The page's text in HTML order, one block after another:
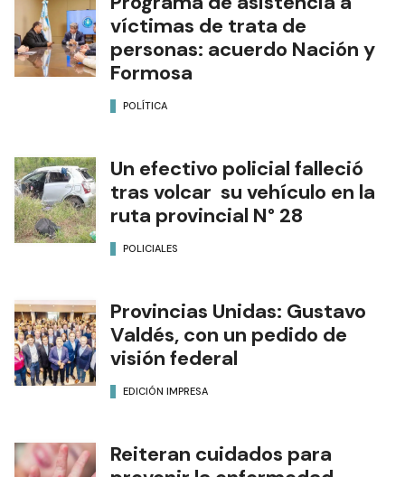
víctimas de trata de
personas: acuerdo Nación y
Formosa
POLÍTICA
Un efectivo policial falleció
tras volcar su vehículo en la
ruta provincial N° 28
POLICIALES
Provincias Unidas: Gustavo
Valdés, con un pedido de
visión federal
EDICIÓN IMPRESA
Reiteran cuidados para